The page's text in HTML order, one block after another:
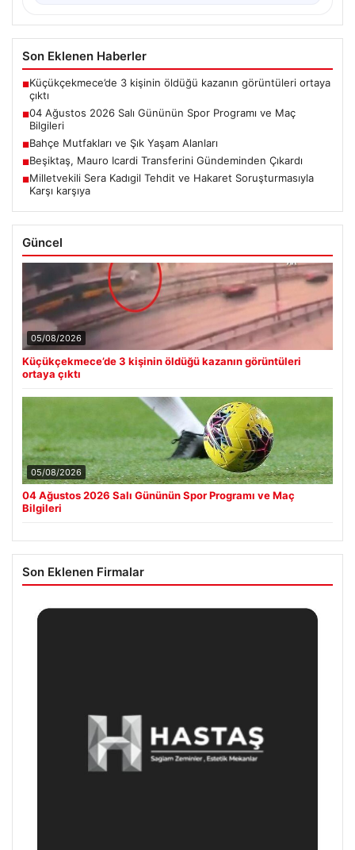
Son Eklenen Haberler
■Küçükçekmece’de 3 kişinin öldüğü kazanın görüntüleri ortaya
çıktı
■04 Ağustos 2026 Salı Gününün Spor Programı ve Maç
Bilgileri
■Bahçe Mutfakları ve Şık Yaşam Alanları
■Beşiktaş, Mauro Icardi Transferini Gündeminden Çıkardı
■Milletvekili Sera Kadıgil Tehdit ve Hakaret Soruşturmasıyla
Karşı karşıya
Güncel
05/08/2026
Küçükçekmece’de 3 kişinin öldüğü kazanın görüntüleri
ortaya çıktı
05/08/2026
04 Ağustos 2026 Salı Gününün Spor Programı ve Maç
Bilgileri
Son Eklenen Firmalar